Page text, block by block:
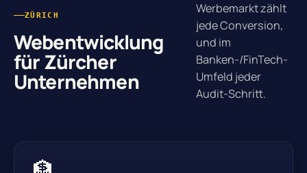
ZÜRICH
Webentwicklung
für Zürcher
Unternehmen
Werbemarkt zählt
jede Conversion,
und im
Banken-/FinTech-
Umfeld jeder
Audit-Schritt.